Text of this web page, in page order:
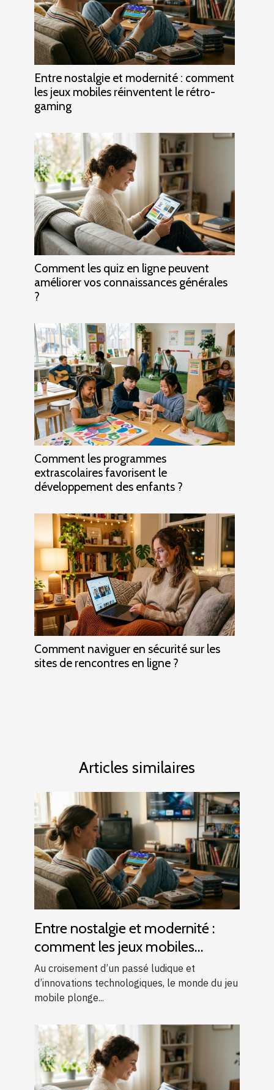
Entre nostalgie et modernité : comment
les jeux mobiles réinventent le rétro-
gaming
Comment les quiz en ligne peuvent
améliorer vos connaissances générales
?
Comment les programmes
extrascolaires favorisent le
développement des enfants ?
Comment naviguer en sécurité sur les
sites de rencontres en ligne ?
Articles similaires
Entre nostalgie et modernité :
comment les jeux mobiles
réinventent le rétro-gaming
Au croisement d’un passé ludique et
d’innovations technologiques, le monde du jeu
mobile plonge...